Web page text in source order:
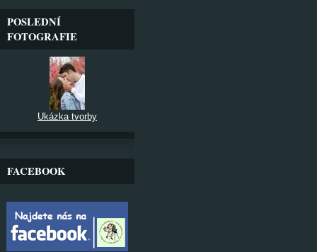
POSLEDNÍ
FOTOGRAFIE
Ukázka tvorby
FACEBOOK